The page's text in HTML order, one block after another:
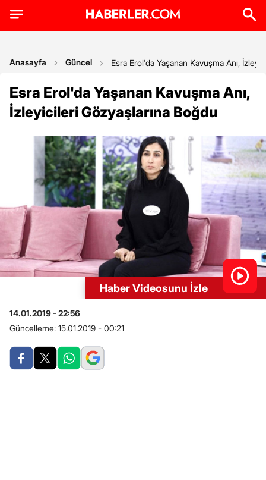
Anasayfa Güncel Esra Erol'da Yaşanan Kavuşma Anı,
Esra Erol'da Yaşanan Kavuşma Anı,
İzleyicileri Gözyaşlarına Boğdu
Haber Videosunu İzle
14.01.2019 - 22:56
Güncelleme: 15.01.2019 - 00:21